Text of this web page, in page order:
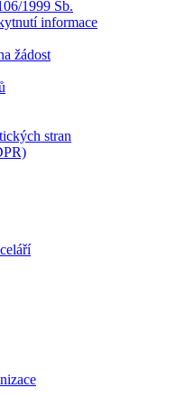
1999 Sb.
informace
žádost
stran